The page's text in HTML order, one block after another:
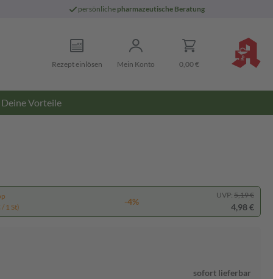
persönliche pharmazeutische Beratung
Rezept einlösen Mein Konto 0,00 €
Deine Vorteile
1 St)
-4%
UVP: 5,19 €
4,98 €
sofort lieferbar